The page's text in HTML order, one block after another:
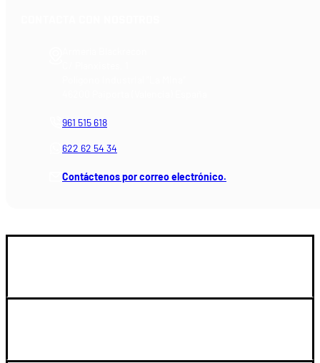
961 515 618
622 62 54 34
Contáctenos por correo electrónico.